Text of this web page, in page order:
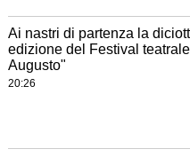
Ai nastri di partenza la
edizione del Festival
Augusto"
20:26